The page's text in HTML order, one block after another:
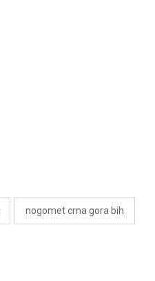
nogomet crna gora bih